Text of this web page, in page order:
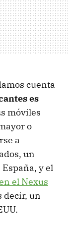
cuenta
es
móviles
o
a
un
y el
el Nexus
decir, un